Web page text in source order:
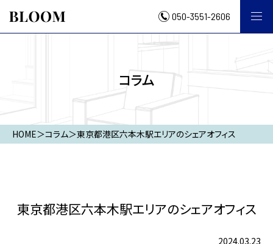
050-3551-2606
コラム
HOME＞コラム＞東京都港区六本木駅エリアのシェアオフィス
東京都港区六本木駅エリアのシェアオフィス
2024.03.23